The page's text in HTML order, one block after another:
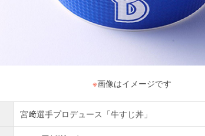
※画像はイメージです
宮﨑選手プロデュース「牛すじ丼」